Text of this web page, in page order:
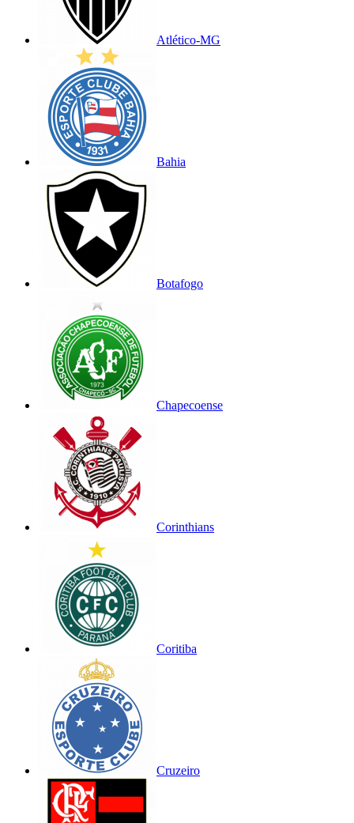
Atlético-MG
Bahia
Botafogo
Chapecoense
Corinthians
Coritiba
Cruzeiro